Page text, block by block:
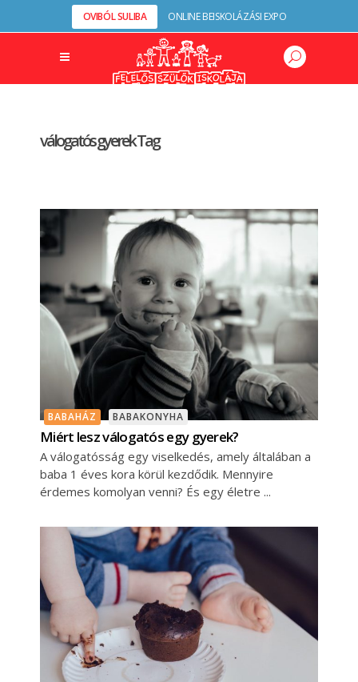
OVIBÓL SULIBA ONLINE BEISKOLÁZÁSI EXPO
válogatós gyerek Tag
BABAHÁZ BABAKONYHA
Miért lesz válogatós egy gyerek?
A válogatósság egy viselkedés, amely általában a
baba 1 éves kora körül kezdődik. Mennyire
érdemes komolyan venni? És egy életre